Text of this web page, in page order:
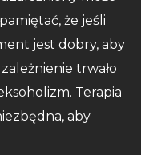
że jeśli
jest dobry, aby
trwało
Terapia
aby